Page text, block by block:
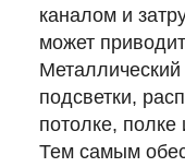
каналом и
может
подсветки,
потолке,
Тем самым